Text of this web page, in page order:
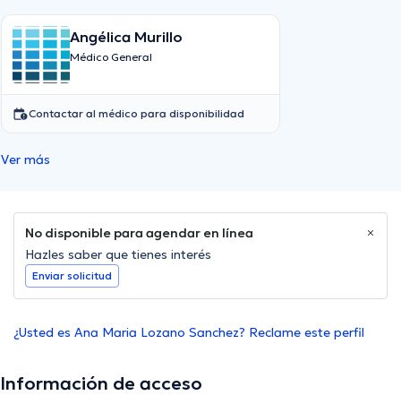
Angélica Murillo
Médico General
Contactar al médico para disponibilidad
Ver más
No disponible para agendar en línea
Hazles saber que tienes interés
Enviar solicitud
¿Usted es Ana Maria Lozano Sanchez? Reclame este perfil
Información de acceso